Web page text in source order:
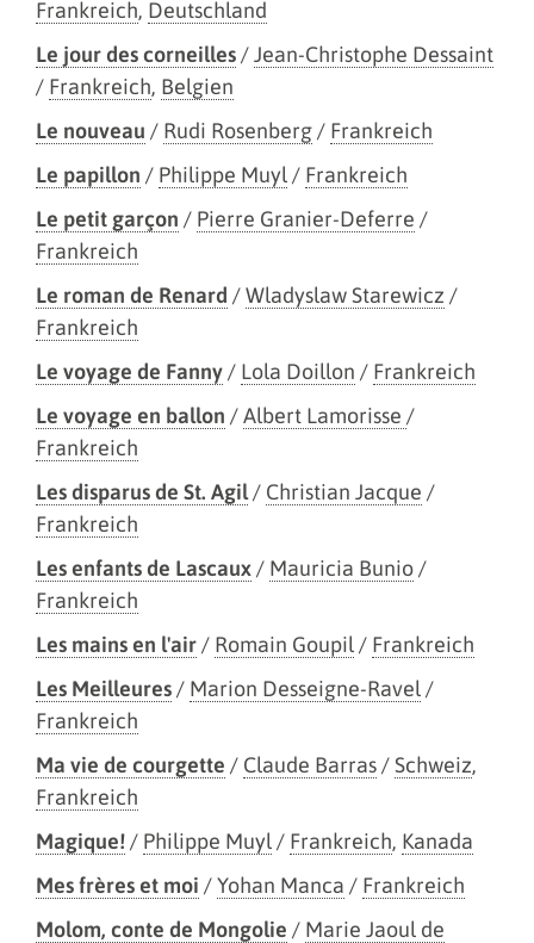
Frankreich, Deutschland
Le jour des corneilles/Jean-Christophe Dessaint
/ Frankreich, Belgien
Le nouveau / Rudi Rosenberg/ Frankreich
Le papillon / Philippe Muyl/ Frankreich
Le petit garçon / Pierre Granier-Deferre /
Frankreich
Le roman de Renard /Wladyslaw Starewicz /
Frankreich
Le voyage de Fanny/ Lola Doillon / Frankreich
Le voyage en ballon /Albert Lamorisse /
Frankreich
Les disparus de St. Agil/ Christian Jacque /
Frankreich
Les enfants de Lascaux/ Mauricia Bunio/
Frankreich
Les mains en l'air/ Romain Goupil/ Frankreich
Les Meilleures/ Marion Desseigne-Ravel/
Frankreich
Ma vie de courgette / Claude Barras/Schweiz,
Frankreich
Magique!/ Philippe Muyl/ Frankreich, Kanada
Mes frères et moi /Yohan Manca / Frankreich
Molom, conte de Mongolie / Marie Jaoul de